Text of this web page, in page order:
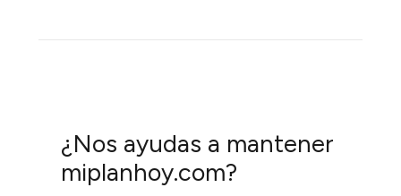
¿Nos ayudas a mantener
miplanhoy.com?